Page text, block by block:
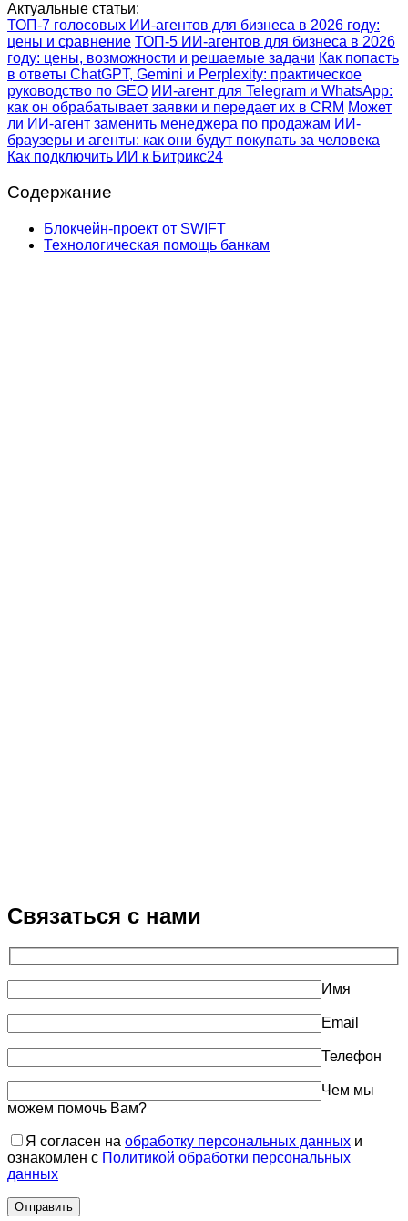
Актуальные статьи:
ТОП-7 голосовых ИИ-агентов для бизнеса в 2026 году:
цены и сравнение ТОП-5 ИИ-агентов для бизнеса в 2026
году: цены, возможности и решаемые задачи Как попасть
в ответы ChatGPT, Gemini и Perplexity: практическое
руководство по GEO ИИ-агент для Telegram и WhatsApp:
как он обрабатывает заявки и передает их в CRM Может
ли ИИ-агент заменить менеджера по продажам ИИ-
браузеры и агенты: как они будут покупать за человека
Как подключить ИИ к Битрикс24
Содержание
Блокчейн-проект от SWIFT
Технологическая помощь банкам
Связаться с нами
Имя
Email
Телефон
Чем мы
можем помочь Вам?
Я согласен на обработку персональных данных и
ознакомлен с Политикой обработки персональных
данных